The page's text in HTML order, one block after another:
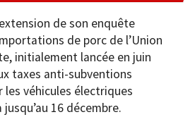
de son enquête
de porc de l’Union
initialement lancée en juin
taxes anti-subventions
les véhicules électriques
16 décembre.